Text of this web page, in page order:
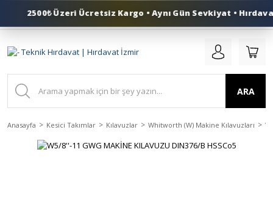
0 (553) 324 41 50
ARA
Anasayfa Kesici Takımlar Kılavuzlar Whitworth (W) Makine Kılavuzları
2500₺ Üzeri Ücretsiz Kargo • Aynı Gün Sevkiyat •